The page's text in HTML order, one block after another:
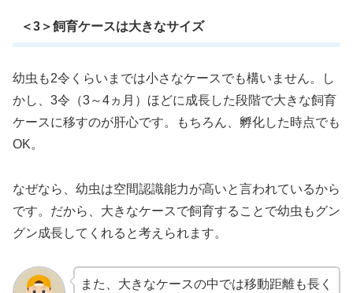
＜3＞飼育ケースは大きなサイズ
幼虫も2令くらいまでは小さなケースでも構いません。し
かし、3令（3～4ヵ月）ほどに成長した段階で大きな飼育
ケースに移すのが肝心です。もちろん、孵化した時点でも
OK。
なぜなら、幼虫は空間認識能力が高いと言われているから
です。だから、大きなケースで飼育することで幼虫もグン
グン成長してくれると考えられます。
また、大きなケースの中では移動距離も長く